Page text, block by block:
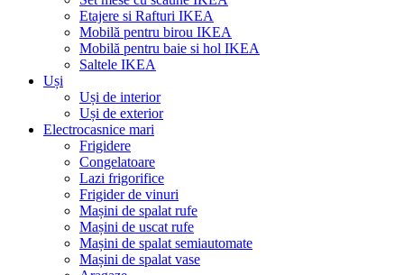
Etajere si Rafturi IKEA
Mobilă pentru birou IKEA
Mobilă pentru baie si hol IKEA
Saltele IKEA
Uși
Uși de interior
Uși de exterior
Electrocasnice mari
Frigidere
Congelatoare
Lazi frigorifice
Frigider de vinuri
Mașini de spalat rufe
Mașini de uscat rufe
Mașini de spalat semiautomate
Mașini de spalat vase